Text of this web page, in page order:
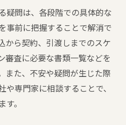
疑問は、各段階での具体的な
事前に把握することで解消で
から契約、引渡しまでのスケ
審査に必要な書類一覧などを
また、不安や疑問が生じた際
専門家に相談することで、
。